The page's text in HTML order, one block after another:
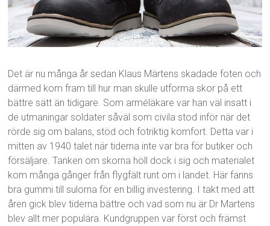
Det är nu många år sedan Klaus Märtens skadade foten och
därmed kom fram till hur man skulle utforma skor på ett
bättre sätt än tidigare. Som arméläkare var han väl insatt i
de utmaningar soldater såväl som civila stod inför när det
rörde sig om balans, stöd och fotriktig komfort. Detta var i
mitten av 1940 talet när tiderna inte var bra för butiker och
försäljare. Tanken om skorna höll dock i sig och materialet
kom många gånger från flygfält runt om i landet. Här fanns
bra gummi till sulorna för en billig investering. I takt med att
åren gick blev tiderna bättre och vad som nu är Dr Martens
blev allt mer populära. Kundgruppen var först och främst